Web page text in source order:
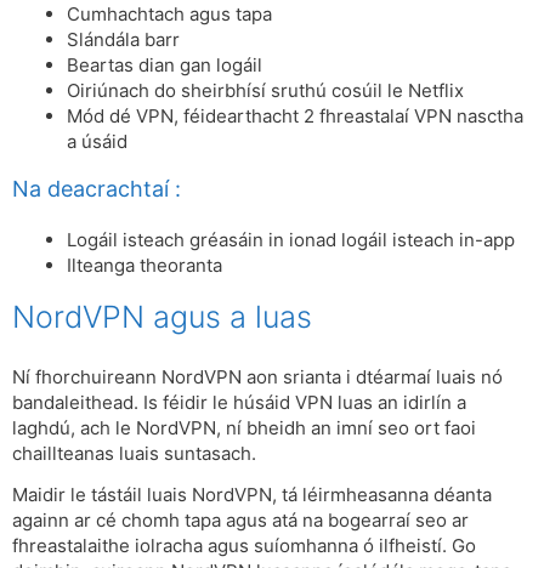
Cumhachtach agus tapa
Slándála barr
Beartas dian gan logáil
Oiriúnach do sheirbhísí sruthú cosúil le Netflix
Mód dé VPN, féidearthacht 2 fhreastalaí VPN nasctha
a úsáid
Na deacrachtaí :
Logáil isteach gréasáin in ionad logáil isteach in-app
Ilteanga theoranta
NordVPN agus a luas
Ní fhorchuireann NordVPN aon srianta i dtéarmaí luais nó
bandaleithead. Is féidir le húsáid VPN luas an idirlín a
laghdú, ach le NordVPN, ní bheidh an imní seo ort faoi
chaillteanas luais suntasach.
Maidir le tástáil luais NordVPN, tá léirmheasanna déanta
againn ar cé chomh tapa agus atá na bogearraí seo ar
fhreastalaithe iolracha agus suíomhanna ó ilfheistí. Go